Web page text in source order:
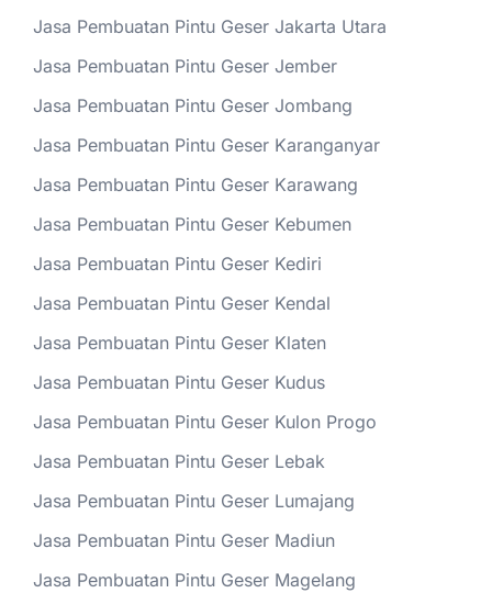
Jasa Pembuatan Pintu Geser Jakarta Utara
Jasa Pembuatan Pintu Geser Jember
Jasa Pembuatan Pintu Geser Jombang
Jasa Pembuatan Pintu Geser Karanganyar
Jasa Pembuatan Pintu Geser Karawang
Jasa Pembuatan Pintu Geser Kebumen
Jasa Pembuatan Pintu Geser Kediri
Jasa Pembuatan Pintu Geser Kendal
Jasa Pembuatan Pintu Geser Klaten
Jasa Pembuatan Pintu Geser Kudus
Jasa Pembuatan Pintu Geser Kulon Progo
Jasa Pembuatan Pintu Geser Lebak
Jasa Pembuatan Pintu Geser Lumajang
Jasa Pembuatan Pintu Geser Madiun
Jasa Pembuatan Pintu Geser Magelang